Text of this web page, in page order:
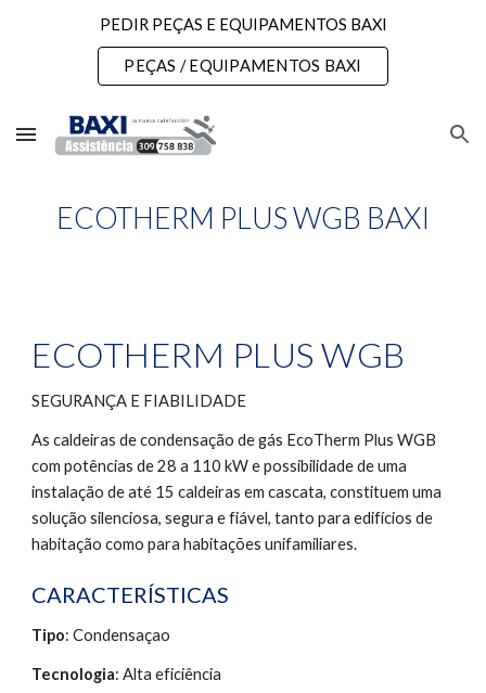
PEDIR PEÇAS E EQUIPAMENTOS BAXI
PEÇAS / EQUIPAMENTOS BAXI
ECOTHERM PLUS WGB BAXI
ECOTHERM PLUS WGB
SEGURANÇA E FIABILIDADE
As caldeiras de condensação de gás EcoTherm Plus WGB
com potências de 28 a 110 kW e possibilidade de uma
instalação de até 15 caldeiras em cascata, constituem uma
solução silenciosa, segura e fiável, tanto para edifícios de
habitação como para habitações unifamiliares.
CARACTERÍSTICAS
Tipo: Condensaçao
Tecnologia: Alta eficiência